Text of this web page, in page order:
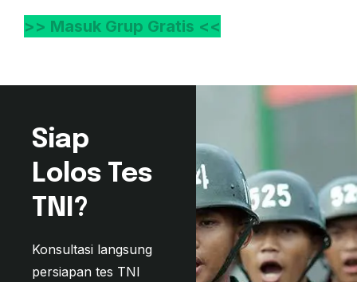
>> Masuk Grup Gratis <<
Siap
Lolos Tes
TNI?
Konsultasi langsung
persiapan tes TNI